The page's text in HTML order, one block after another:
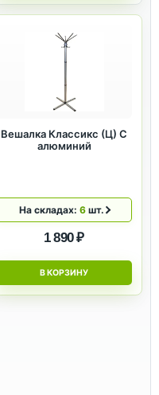
Вешалка Классикс (Ц) С
алюминий
На складах: 6шт.
1 890 ₽
В КОРЗИНУ